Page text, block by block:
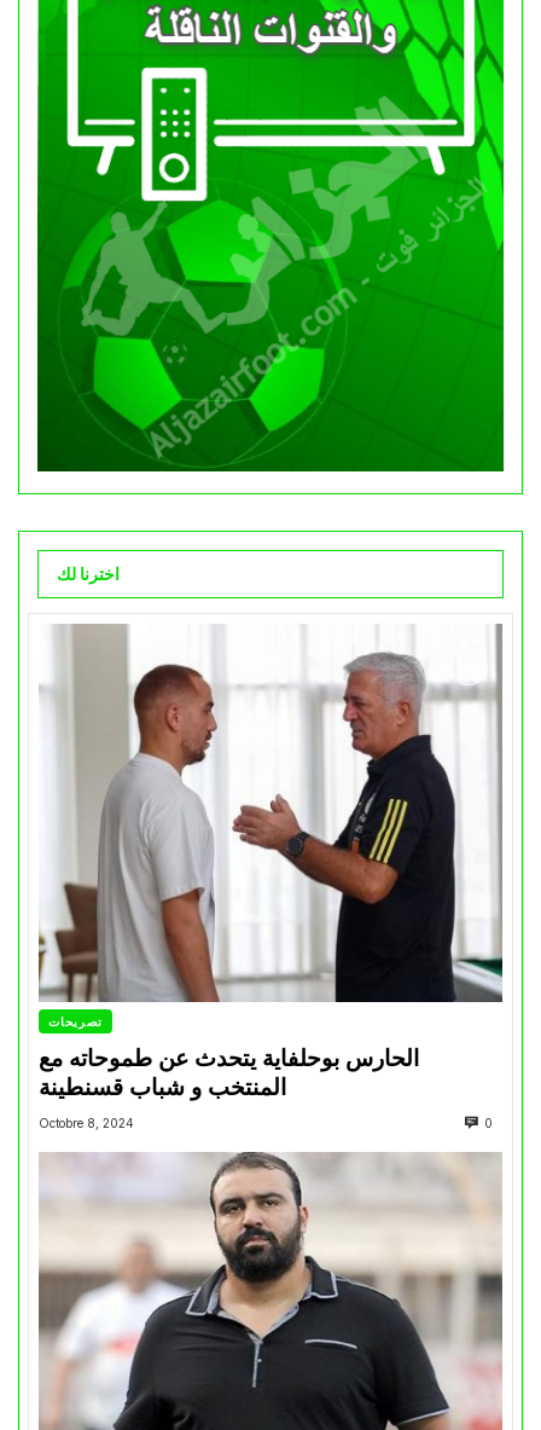
اخترنا لك
تصريحات
الحارس بوحلفاية يتحدث عن طموحاته مع
المنتخب و شباب قسنطينة
Octobre 8, 2024 0